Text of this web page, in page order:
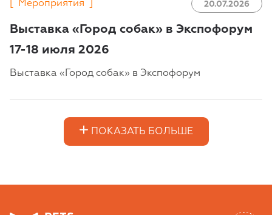
Мероприятия 20.07.2026
Выставка «Город собак» в Экспофорум
17-18 июля 2026
Выставка «Город собак» в Экспофорум
ПОКАЗАТЬ БОЛЬШЕ